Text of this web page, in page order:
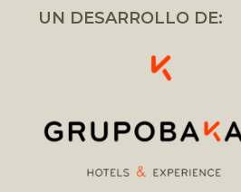
UN DESARROLLO DE: